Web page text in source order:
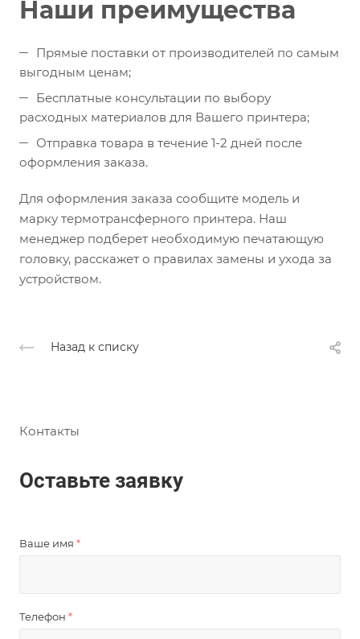
Наши преимущества
Прямые поставки от производителей по самым
выгодным ценам;
Бесплатные консультации по выбору
расходных материалов для Вашего принтера;
Отправка товара в течение 1-2 дней после
оформления заказа.
Для оформления заказа сообщите модель и
марку термотрансферного принтера. Наш
менеджер подберет необходимую печатающую
головку, расскажет о правилах замены и ухода за
устройством.
Назад к списку
Контакты
Оставьте заявку
Ваше имя *
Телефон *